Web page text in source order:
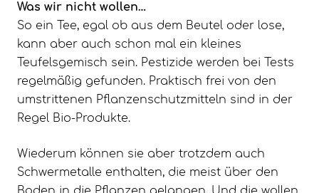
Was wir nicht wollen…
So ein Tee, egal ob aus dem Beutel oder lose,
kann aber auch schon mal ein kleines
Teufelsgemisch sein. Pestizide werden bei Tests
regelmäßig gefunden. Praktisch frei von den
umstrittenen Pflanzenschutzmitteln sind in der
Regel Bio-Produkte.
Wiederum können sie aber trotzdem auch
Schwermetalle enthalten, die meist über den